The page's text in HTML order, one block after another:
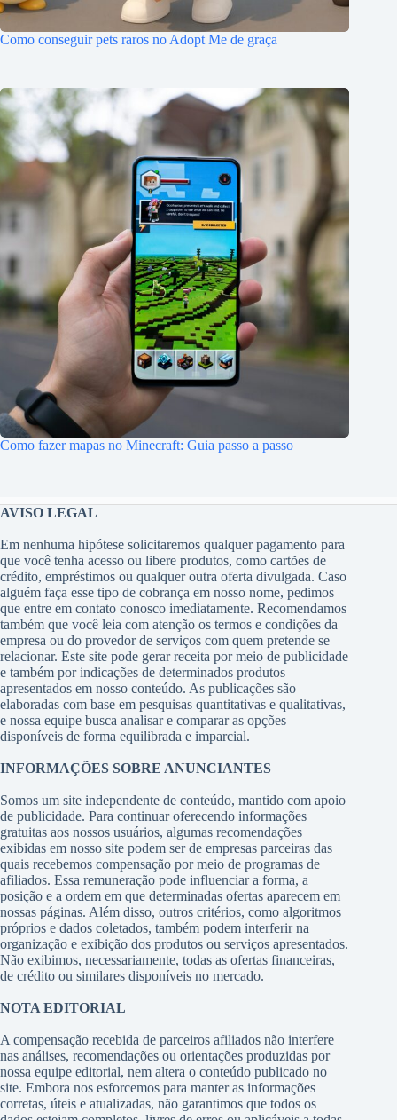
Como conseguir pets raros no Adopt Me de graça
Como fazer mapas no Minecraft: Guia passo a passo
AVISO LEGAL
Em nenhuma hipótese solicitaremos qualquer pagamento para
que você tenha acesso ou libere produtos, como cartões de
crédito, empréstimos ou qualquer outra oferta divulgada. Caso
alguém faça esse tipo de cobrança em nosso nome, pedimos
que entre em contato conosco imediatamente. Recomendamos
também que você leia com atenção os termos e condições da
empresa ou do provedor de serviços com quem pretende se
relacionar. Este site pode gerar receita por meio de publicidade
e também por indicações de determinados produtos
apresentados em nosso conteúdo. As publicações são
elaboradas com base em pesquisas quantitativas e qualitativas,
e nossa equipe busca analisar e comparar as opções
disponíveis de forma equilibrada e imparcial.
INFORMAÇÕES SOBRE ANUNCIANTES
Somos um site independente de conteúdo, mantido com apoio
de publicidade. Para continuar oferecendo informações
gratuitas aos nossos usuários, algumas recomendações
exibidas em nosso site podem ser de empresas parceiras das
quais recebemos compensação por meio de programas de
afiliados. Essa remuneração pode influenciar a forma, a
posição e a ordem em que determinadas ofertas aparecem em
nossas páginas. Além disso, outros critérios, como algoritmos
próprios e dados coletados, também podem interferir na
organização e exibição dos produtos ou serviços apresentados.
Não exibimos, necessariamente, todas as ofertas financeiras,
de crédito ou similares disponíveis no mercado.
NOTA EDITORIAL
A compensação recebida de parceiros afiliados não interfere
nas análises, recomendações ou orientações produzidas por
nossa equipe editorial, nem altera o conteúdo publicado no
site. Embora nos esforcemos para manter as informações
corretas, úteis e atualizadas, não garantimos que todos os